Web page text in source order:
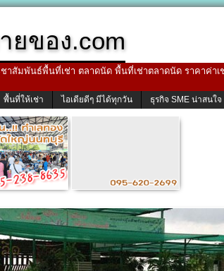
ยของ.com
าสัมพันธ์พื้นที่เช่า ตลาดนัด พื้นที่เช่าตลาดนัด ราคาค่า
พื้นที่ให้เช่า ไอเดียดีๆ มีได้ทุกวัน ธุรกิจ SME น่าสนใจ